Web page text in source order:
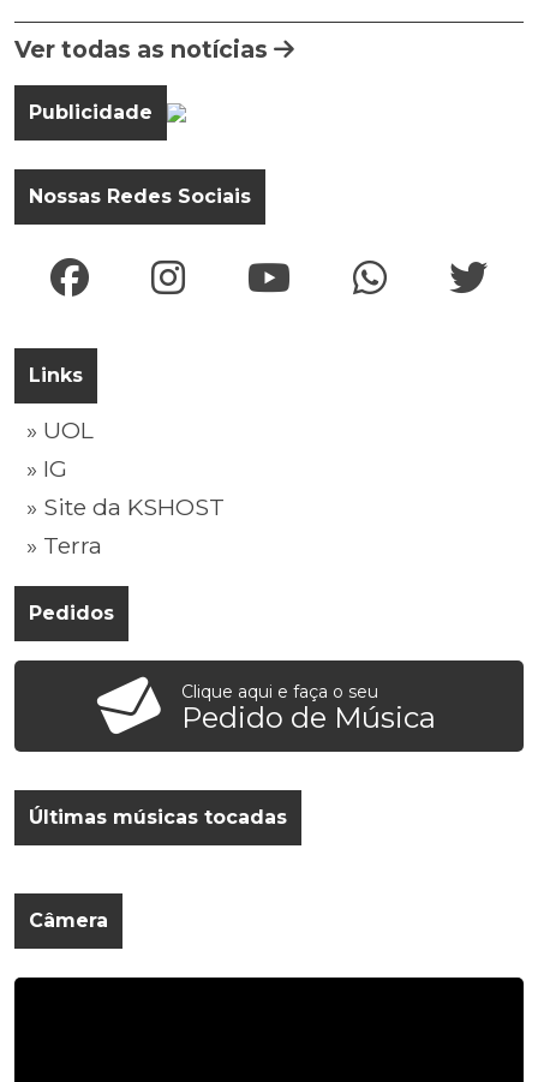
Ver todas as notícias
Publicidade
Nossas Redes Sociais
Links
» UOL
» IG
» Site da KSHOST
» Terra
Pedidos
Clique aqui e faça o seu
Pedido de Música
Últimas músicas tocadas
Câmera